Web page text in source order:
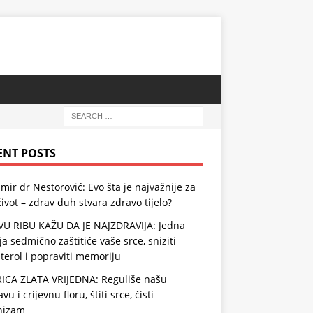
POSTS
dr Nestorović: Evo šta je najvažnije za
– zdrav duh stvara zdravo tijelo?
RIBU KAŽU DA JE NAJZDRAVIJA: Jedna
sedmično zaštitiće vaše srce, sniziti
i popraviti memoriju
ZLATA VRIJEDNA: Reguliše našu
i crijevnu floru, štiti srce, čisti